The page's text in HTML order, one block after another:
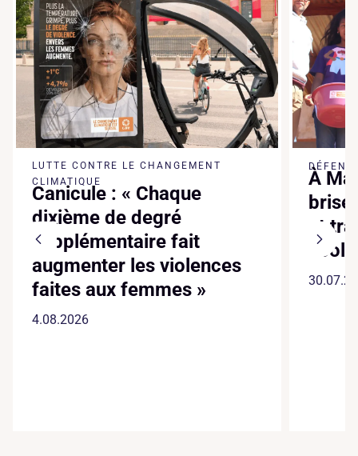
LUTTE CONTRE LE CHANGEMENT
CLIMATIQUE
Canicule : « Chaque
dixième de degré
supplémentaire fait
augmenter les violences
faites aux femmes »
4.08.2026
À
et